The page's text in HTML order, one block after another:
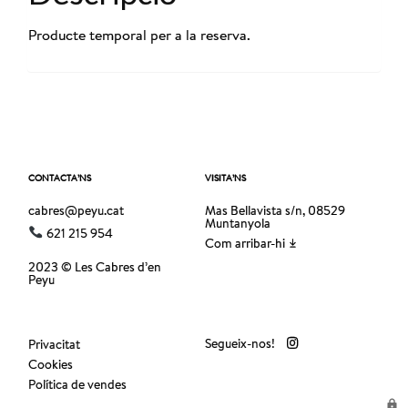
Producte temporal per a la reserva.
CONTACTA’NS
cabres@peyu.cat
621 215 954
2023 © Les Cabres d’en
Peyu
VISITA’NS
Mas Bellavista s/n, 08529
Muntanyola
Com arribar-hi
Privacitat
Cookies
Política de vendes
Segueix-nos!
lock